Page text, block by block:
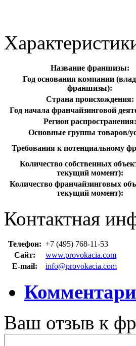
Название франшизы:
Год основания компании
франшизы):
Страна происхождения:
Год начала франчайзинговой
Регион распространения:
Основные группы товаров/
Требования к потенциальному
Количество собственных
текущий момент):
Количество франчайзинговых
текущий момент):
Контактная
Телефон: +7 (495) 768-11-53
Сайт:
www.provokacia.com
E-mail:
info@provokacia.com
Ваш отзыв к